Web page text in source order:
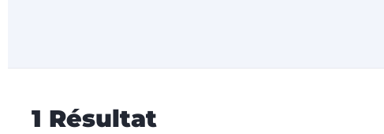
1 Résultat